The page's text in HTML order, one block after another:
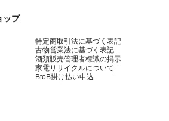
ップ
特定商取引法に基づく表記
古物営業法に基づく表記
酒類販売管理者標識の掲示
家電リサイクルについて
BtoB掛け払い申込